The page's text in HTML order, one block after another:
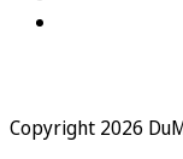
Copyright 2026